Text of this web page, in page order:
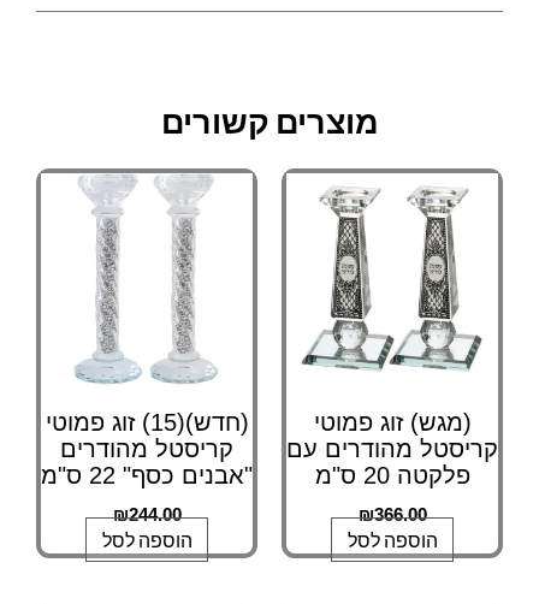
מוצרים קשורים
(מגש) זוג פמוטי
מהודרים עם
פלקטה 20 ס"מ
₪366.00
הוספה לסל
(חדש)(15) זוג פמוטי
קריסטל מהודרים
"אבנים כסף" 22 ס"מ
₪244.00
הוספה לסל